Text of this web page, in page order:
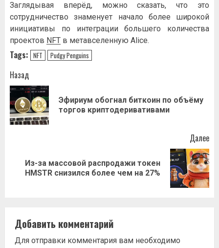
Заглядывая вперёд, можно сказать, что это
сотрудничество знаменует начало более широкой
инициативы по интеграции большего количества
проектов NFT в метавселенную Alice.
Tags: NFT Pudgу Penguins
Навигация
записи
Назад
Эфириум обогнал биткоин по объёму
торгов криптодеривативами
Далее
Следующая
запись:
Из-за массовой распродажи токен
HMSTR снизился более чем на 27%
Добавить комментарий
Для отправки комментария вам необходимо